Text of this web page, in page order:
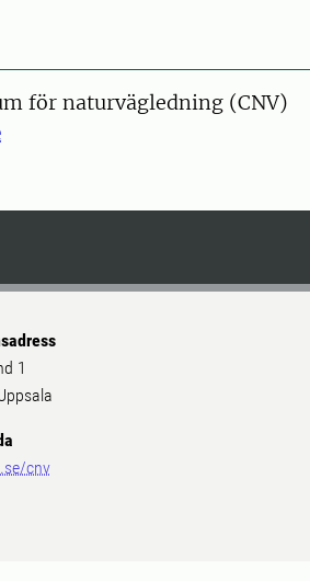
för naturvägledning (CNV)
1
cnv